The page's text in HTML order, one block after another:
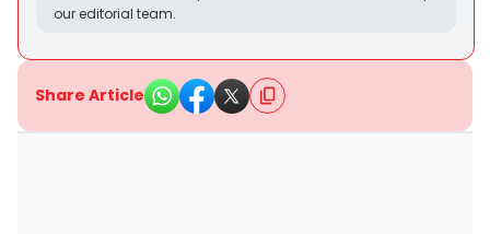
our editorial team.
Share Article